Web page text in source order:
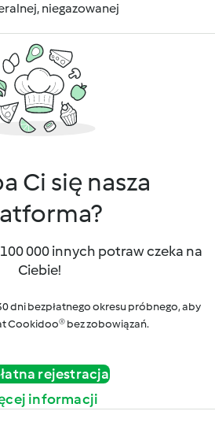
niegazowanej
Ci się nasza
000 innych potraw czeka na
Ciebie!
dni bezpłatnego okresu próbnego, aby
Cookidoo® bez zobowiązań.
rejestracja
informacji